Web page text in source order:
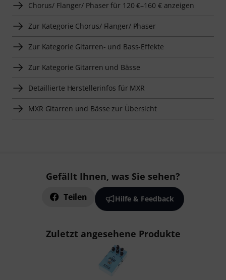
Chorus/ Flanger/ Phaser für 120 €–160 € anzeigen
Zur Kategorie Chorus/ Flanger/ Phaser
Zur Kategorie Gitarren- und Bass-Effekte
Zur Kategorie Gitarren und Bässe
Detaillierte Herstellerinfos für MXR
MXR Gitarren und Bässe zur Übersicht
Gefällt Ihnen, was Sie sehen?
Teilen Hilfe & Feedback
Zuletzt angesehene Produkte